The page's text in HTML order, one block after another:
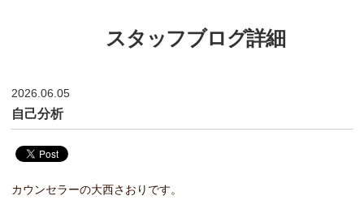
スタッフブログ詳細
2026.06.05
自己分析
カウンセラーの大西さおりです。